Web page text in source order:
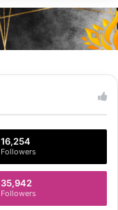
16,254
Followers
35,942
Followers